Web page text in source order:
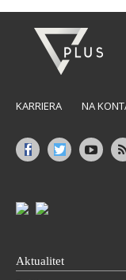
KARRIERA NA
Aktualitet